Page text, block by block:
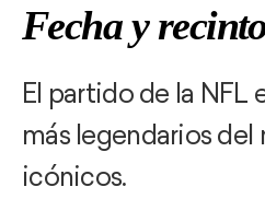
Fecha y
El partido de la
más legendarios
icónicos.